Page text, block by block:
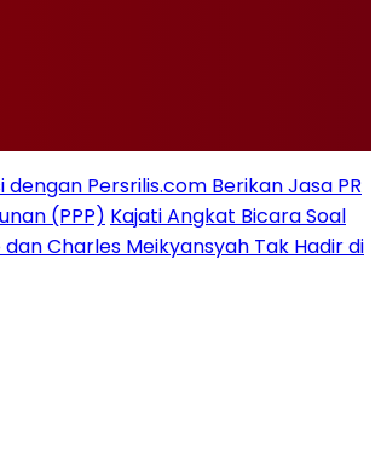
Persrilis.com Berikan Jasa PR
(PPP) Kajati Angkat Bicara Soal
dan Charles Meikyansyah Tak Hadir di